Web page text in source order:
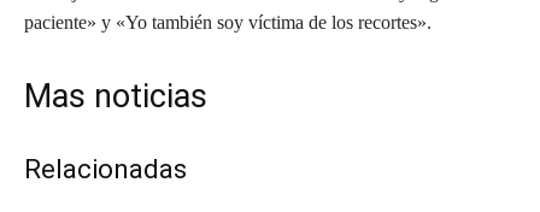
paciente» y «Yo también soy víctima de los recortes».
Mas noticias
Relacionadas